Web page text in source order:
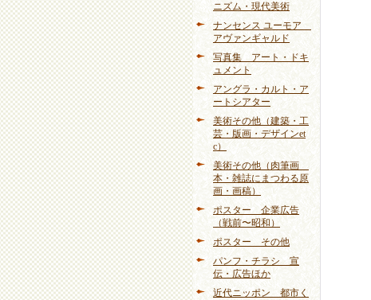
ニズム・現代美術
ナンセンス ユーモア
アヴァンギャルド
写真集 アート・ドキ
ュメント
アングラ・カルト・ア
ートシアター
美術その他（建築・工
芸・版画・デザインet
c）
美術その他（肉筆画
本・雑誌にまつわる原
画・画稿）
ポスター 企業広告
（戦前〜昭和）
ポスター その他
パンフ・チラシ 宣
伝・広告ほか
近代ニッポン 都市く